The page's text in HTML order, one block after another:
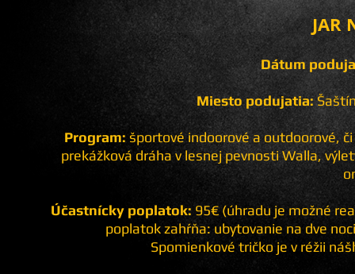
JAR
Dátum
Miesto podujatia:
Program: športové indoorové a outdoorové,
prekážková dráha v lesnej pevnosti Walla,
Účastnícky poplatok: 95€ (úhradu je možné
poplatok zahŕňa: ubytovanie na dve
Spomienkové tričko je v réžii